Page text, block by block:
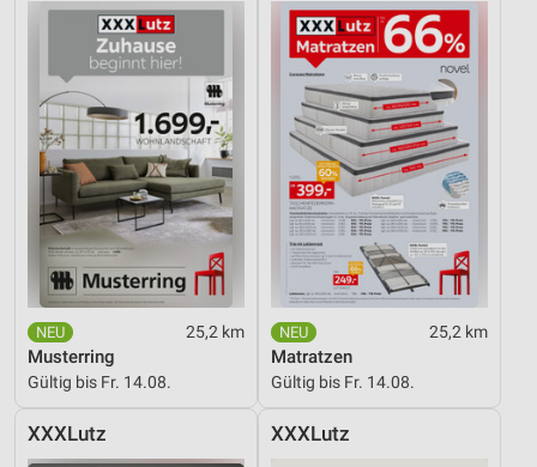
25,2 km
Musterring
Gültig bis Fr. 14.08.
25,2 km
Matratzen
Gültig bis Fr. 14.08.
XXXLutz XXXLutz
Performance
Funktional
Werbung